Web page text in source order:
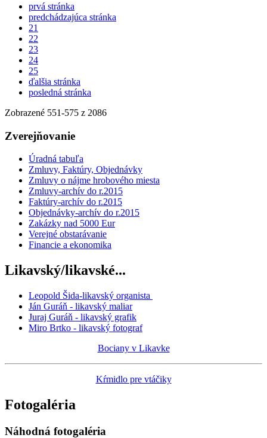
prvá stránka
predchádzajúca stránka
21
22
23
24
25
ďalšia stránka
posledná stránka
Zobrazené 551-575 z 2086
Zverejňovanie
Úradná tabuľa
Zmluvy, Faktúry, Objednávky
Zmluvy o nájme hrobového miesta
Zmluvy-archív do r.2015
Faktúry-archív do r.2015
Objednávky-archív do r.2015
Zakázky nad 5000 Eur
Verejné obstarávanie
Financie a ekonomika
Likavský/likavské...
Leopold Šida-likavský organista
Ján Guráň - likavský maliar
Juraj Guráň - likavský grafik
Miro Brtko - likavský fotograf
Bociany v Likavke
Kŕmidlo pre vtáčiky
Fotogaléria
Náhodná fotogaléria